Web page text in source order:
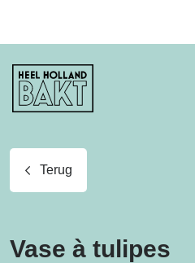
Heel
Holland
Bakt
Terug
Vase à tulipes